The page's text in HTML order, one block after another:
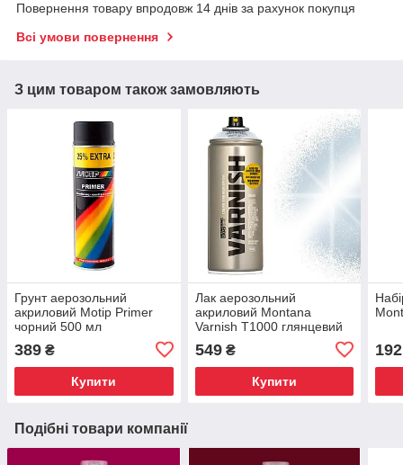
Повернення товару впродовж 14 днів за рахунок покупця
Всі умови повернення
З цим товаром також замовляють
Грунт аерозольний
акриловий Motip Primer
чорний 500 мл
389 ₴
Купити
Лак аерозольний
акриловий Montana
Varnish T1000 глянцевий
549₴
Купити
192
Подібні товари компанії